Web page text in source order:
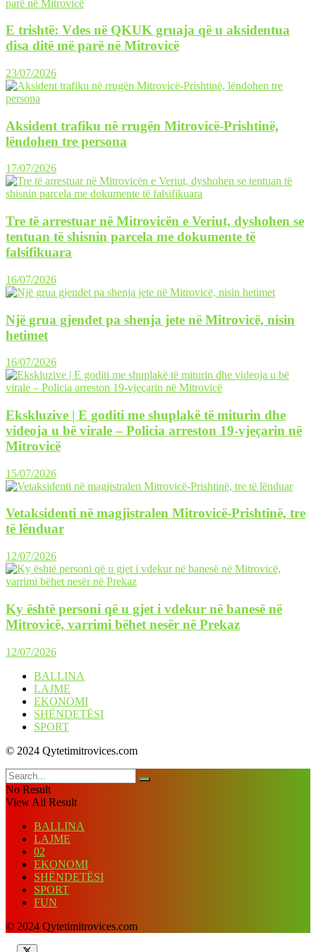
E trishtë: Vdes në QKUK gruaja që u aksidentua
disa ditë më parë në Mitrovicë
23/07/2026
Aksident trafiku në rrugën Mitrovicë-Prishtinë,
lëndohen tre persona
17/07/2026
Tre të arrestuar në Mitrovicën e Veriut, dyshohen se
tentuan të shisnin parcela me dokumente të
falsifikuara
16/07/2026
Një grua gjendet pa shenja jete në Mitrovicë, nisin
hetimet
16/07/2026
Ekskluzive | E goditi me shuplakë të miturin dhe
videoja u bë virale – Policia arreston 19-vjeçarin në
Mitrovicë
15/07/2026
Vetaksidenti në magjistralen Mitrovicë-Prishtinë, tre
të lënduar
12/07/2026
Ky është personi që u gjet i vdekur në banesë në
Mitrovicë, varrimi bëhet nesër në Prekaz
12/07/2026
BALLINA
LAJME
EKONOMI
SHËNDETËSI
SPORT
© 2024 Qytetimitrovices.com
No Result
View All Result
BALLINA
LAJME
02
EKONOMI
SHËNDETËSI
SPORT
FUN
© 2024 Qytetimitrovices.com